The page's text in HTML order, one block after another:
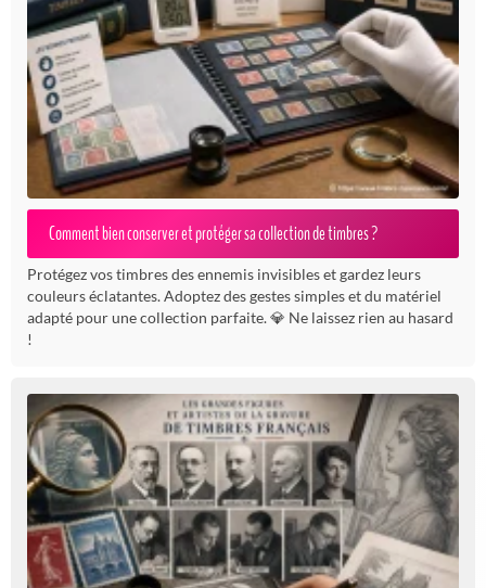
Comment bien conserver et protéger sa collection de timbres ?
Protégez vos timbres des ennemis invisibles et gardez leurs
couleurs éclatantes. Adoptez des gestes simples et du matériel
adapté pour une collection parfaite. 💎 Ne laissez rien au hasard
!